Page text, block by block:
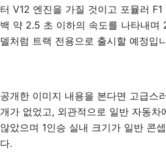
터 V12 엔진을 가질 것이고 포뮬러
백 약 2.5 초 이하의 속도를 나타내며
델처럼 트랙 전용으로 출시할 예정입
공개한 이미지 내용을 본다면 고급스
개가 없었고, 외관적으로 일반 자동
않았으며 1인승 실내 크기가 일반 콘
다.